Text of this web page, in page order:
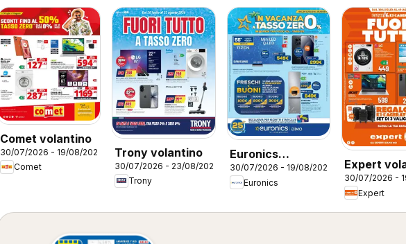
Comet volantino
30/07/2026 - 19/08/2026
Comet
Trony volantino
30/07/2026 - 23/08/2026
Trony
Euronics
volantino
30/07/2026 - 19/08/2026
Euronics
Expert
30/07/2026 -
Expert